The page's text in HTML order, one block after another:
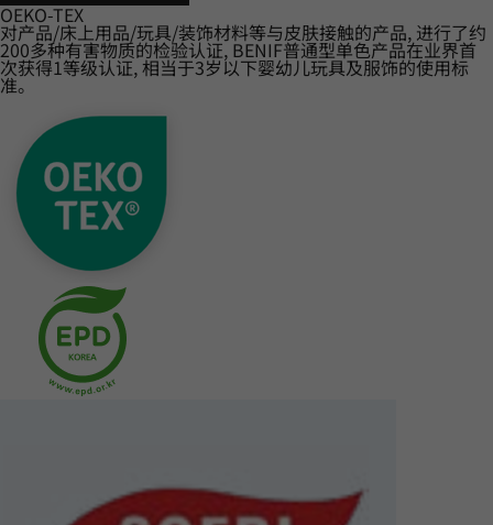
OEKO-TEX
对产品/床上用品/玩具/装饰材料等与皮肤接触的产品, 进行了约
200多种有害物质的检验认证, BENIF普通型单色产品在业界首
次获得1等级认证, 相当于3岁以下婴幼儿玩具及服饰的使用标
准。